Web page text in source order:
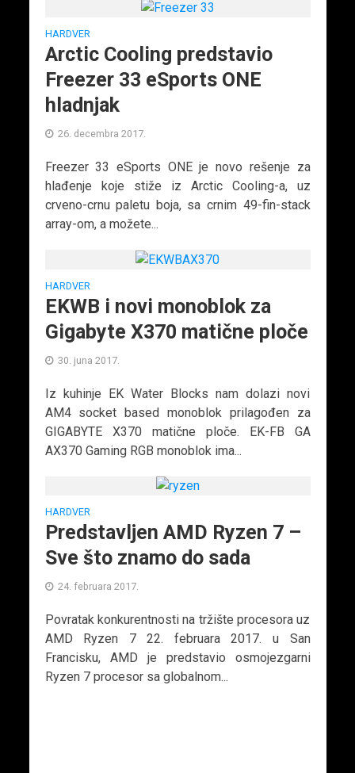
HARDVER
Arctic Cooling predstavio
Freezer 33 eSports ONE
hladnjak
26. decembra 2017.
Freezer 33 eSports ONE je novo rešenje za
hlađenje koje stiže iz Arctic Cooling-a, uz
crveno-crnu paletu boja, sa crnim 49-fin-stack
array-om, a možete...
HARDVER
EKWB i novi monoblok za
Gigabyte X370 matične ploče
30. juna 2017.
Iz kuhinje EK Water Blocks nam dolazi novi
AM4 socket based monoblok prilagođen za
GIGABYTE X370 matične ploče. EK-FB GA
AX370 Gaming RGB monoblok ima...
HARDVER
Predstavljen AMD Ryzen 7 –
Sve što znamo do sada
24. februara 2017.
Povratak konkurentnosti na tržište procesora uz
AMD Ryzen 7 22. februara 2017. u San
Francisku, AMD je predstavio osmojezgarni
Ryzen 7 procesor sa globalnom...